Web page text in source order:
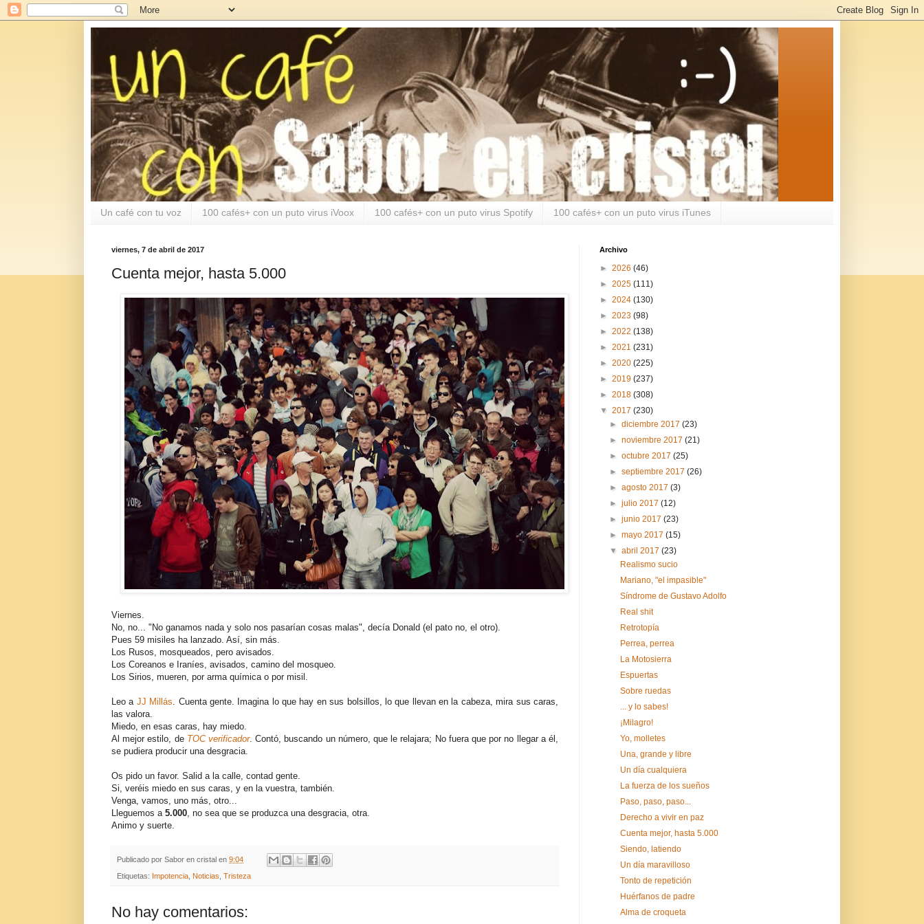
Un café con tu voz 100 cafés+ con un puto virus iVoox 100 cafés+ con un puto virus Spotify 100 cafés+ con un puto virus iTunes
viernes, 7 de abril de 2017
Cuenta mejor, hasta 5.000
Viernes.
No, no... "No ganamos nada y solo nos pasarían cosas malas", decía Donald (el pato no, el otro).
Pues 59 misiles ha lanzado. Así, sin más.
Los Rusos, mosqueados, pero avisados.
Los Coreanos e Iraníes, avisados, camino del mosqueo.
Los Sirios, mueren, por arma química o por misil.
Leo a JJ Millás. Cuenta gente. Imagina lo que hay en sus bolsillos, lo que llevan en la cabeza, mira sus caras,
las valora.
Miedo, en esas caras, hay miedo.
Al mejor estilo, de TOC verificador. Contó, buscando un número, que le relajara; No fuera que por no llegar a él,
se pudiera producir una desgracia.
Os pido un favor. Salid a la calle, contad gente.
Si, veréis miedo en sus caras, y en la vuestra, también.
Venga, vamos, uno más, otro...
Lleguemos a 5.000, no sea que se produzca una desgracia, otra.
Animo y suerte.
Publicado por Sabor en cristal en 9:04
Etiquetas: Impotencia Noticias Tristeza
No hay comentarios:
Archivo
► 2026 (46)
► 2025 (111)
► 2024 (130)
► 2023 (98)
► 2022 (138)
► 2021 (231)
► 2020 (225)
► 2019 (237)
► 2018 (308)
▼ 2017 (230)
►diciembre 2017(23)
►noviembre 2017(21)
►octubre 2017(25)
►septiembre 2017(26)
►agosto 2017(3)
►julio 2017(12)
►junio 2017(23)
►mayo 2017(15)
▼abril 2017(23)
Realismo sucio
Mariano, "el impasible"
Síndrome de Gustavo Adolfo
Real shit
Retrotopía
Perrea, perrea
La Motosierra
Espuertas
Sobre ruedas
... y lo sabes!
¡Milagro!
Yo, molletes
Una, grande y libre
Un día cualquiera
La fuerza de los sueños
Paso, paso, paso...
Derecho a vivir en paz
Cuenta mejor, hasta 5.000
Siendo, latiendo
Un día maravilloso
Tonto de repetición
Huérfanos de padre
Alma de croqueta